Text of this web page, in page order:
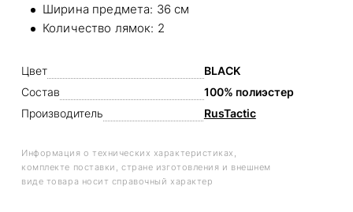
Ширина предмета: 36 см
Количество лямок: 2
Цвет
BLACK
Состав
100% полиэстер
Производитель
RusTactic
Информация о технических характеристиках,
комплекте поставки, стране изготовления и внешнем
виде товара носит справочный характер